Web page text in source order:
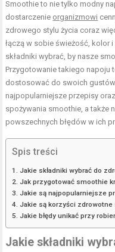
Smoothie to nie tylko modny
dostarczenie organizmowi
zdrowego stylu życia coraz
łączą w sobie świeżość, kolor
składniki wybrać, by nasze
Przygotowanie takiego napoju
dostosować do swoich
najpopularniejsze przepisy
spożywania smoothie, a także
powszechnych błędów w ich
Spis treści
Jakie składniki wybrać do
Jak przygotować smoothie
Jakie są najpopularniejsze
Jakie są korzyści zdrowotne
Jakie błędy unikać przy
Jakie składniki